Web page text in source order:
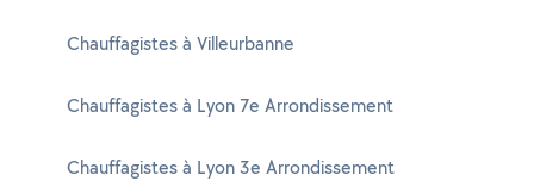
Chauffagistes à Villeurbanne
Chauffagistes à Lyon 7e Arrondissement
Chauffagistes à Lyon 3e Arrondissement